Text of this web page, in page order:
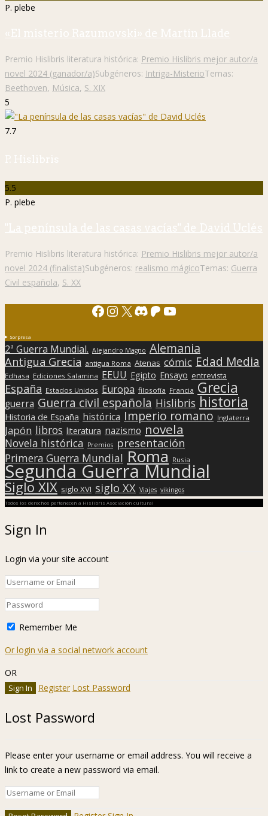
P. plebe
«El misterio Razumovski» de Martín Llade
Premio Hislibris literatura histórica: Premio Hislibris mejor autor/a
novel 2024 (ganador/a)Subgéneros: Intriga-MisterioTemas:
Beethoven, Música, S. XIX
5
7.7
P. Hislibris
5.5
P. plebe
"La península de las casas vacías" de David Uclés
Premio Hislibris literatura histórica: Premio Hislibris mejor autor/a
novel 2024 (finalista)Subgéneros: realismo mágicoTemas: Guerra
Civil española, S. XX
Facebook
Instagram
X Discord
Patreon
YouTube
Sorpresa
2ª Guerra Mundial. Alejandro Magno Alemania
Antigua Grecia antigua Roma Atenas cómic Edad Media
Edhasa Ediciones Salamina EEUU Egipto Ensayo entrevista
España Estados Unidos Europa filosofía Francia Grecia
guerra Guerra civil española Hislibris historia
Historia de España histórica Imperio romano Inglaterra
Japón libros literatura nazismo novela
Novela histórica Premios presentación
Primera Guerra Mundial Roma Rusia
Segunda Guerra Mundial
Siglo XIX siglo XVI siglo XX Viajes vikingos
Todos los derechos pertenecen a Hislibris Asociación cultural
Sign In
Login via your site account
Remember Me
Or login via a social network account
OR
Register Lost Password
Lost Password
Please enter your username or email address. You will receive a
link to create a new password via email.